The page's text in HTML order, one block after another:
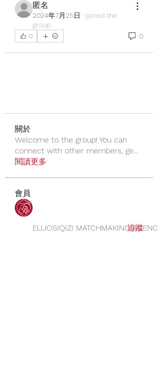
匿名
2024年7月25日 · joined the
group.
0 0
關於
Welcome to the group! You can
connect with other members, ge...
閱讀更多
會員
ELUOSIQIZI MATCHMAKING追蹤